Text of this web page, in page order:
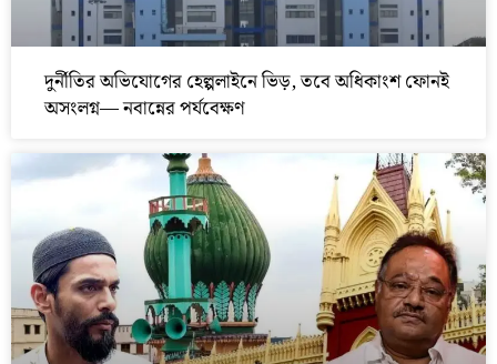
দুর্নীতির অভিযোগের হেল্পলাইনে ভিড়, তবে অধিকাংশ ফোনই
অসংলগ্ন— নবান্নের পর্যবেক্ষণ